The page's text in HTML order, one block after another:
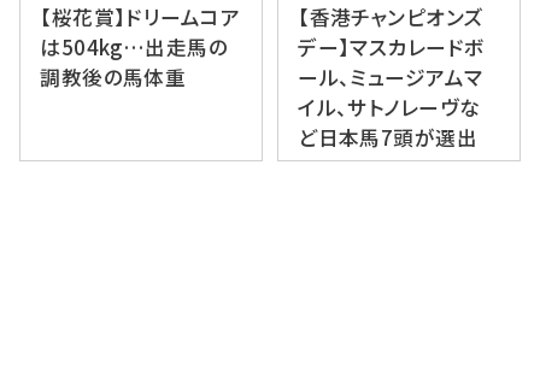
【桜花賞】ドリームコア
は504kg…出走馬の
調教後の馬体重
【香港チャンピオンズ
デー】マスカレードボ
ール、ミュージアムマ
イル、サトノレーヴな
ど日本馬7頭が選出